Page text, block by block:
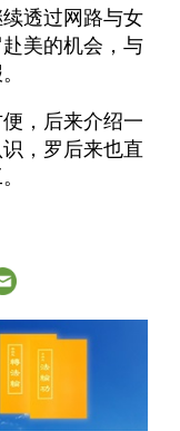
透过网路与女
美的机会，与
，后来介绍一
，罗后来也直